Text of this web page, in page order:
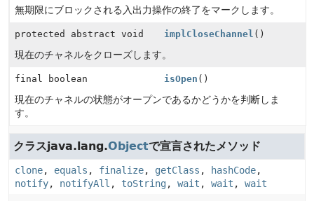
無期限にブロックされる入出力操作の終了をマークします。
protected abstract void implCloseChannel ()
現在のチャネルをクローズします。
final boolean isOpen ()
現在のチャネルの状態がオープンであるかどうかを判断しま
す。
クラスjava.lang.Objectで宣言されたメソッド
clone, equals , finalize, getClass , hashCode,
notify, notifyAll , toString, wait , wait , wait